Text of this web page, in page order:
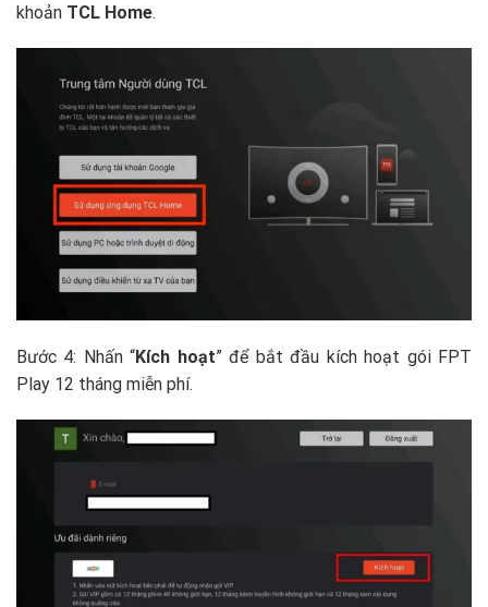
khoản TCL Home.
Bước 4: Nhấn “Kích hoạt” để bắt đầu kích hoạt gói FPT
Play 12 tháng miễn phí.